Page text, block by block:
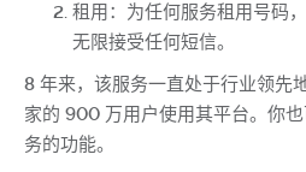
租用：为任何服务租用号码
无限接受任何短信。
8 年来，该服务一直处于行业领先
家的 900 万用户使用其平台。你
务的功能。